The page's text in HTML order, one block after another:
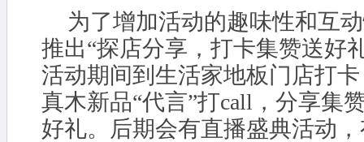
为了增加活动的趣味性和互
推出“探店分享，打卡集赞送好
活动期间到生活家地板门店打
真木新品“代言”打call，分享集
好礼。后期会有直播盛典活动